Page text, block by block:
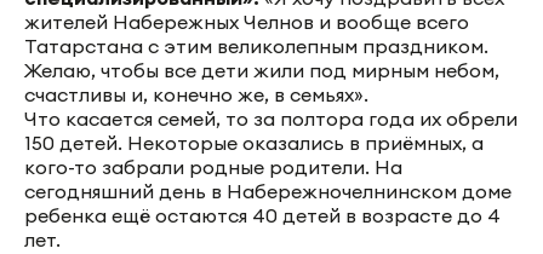
жителей Набережных Челнов и вообще всего
Татарстана с этим великолепным праздником.
Желаю, чтобы все дети жили под мирным небом,
счастливы и, конечно же, в семьях».
Что касается семей, то за полтора года их обрели
150 детей. Некоторые оказались в приёмных, а
кого-то забрали родные родители. На
сегодняшний день в Набережночелнинском доме
ребенка ещё остаются 40 детей в возрасте до 4
лет.